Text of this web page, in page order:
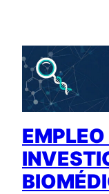
contenido